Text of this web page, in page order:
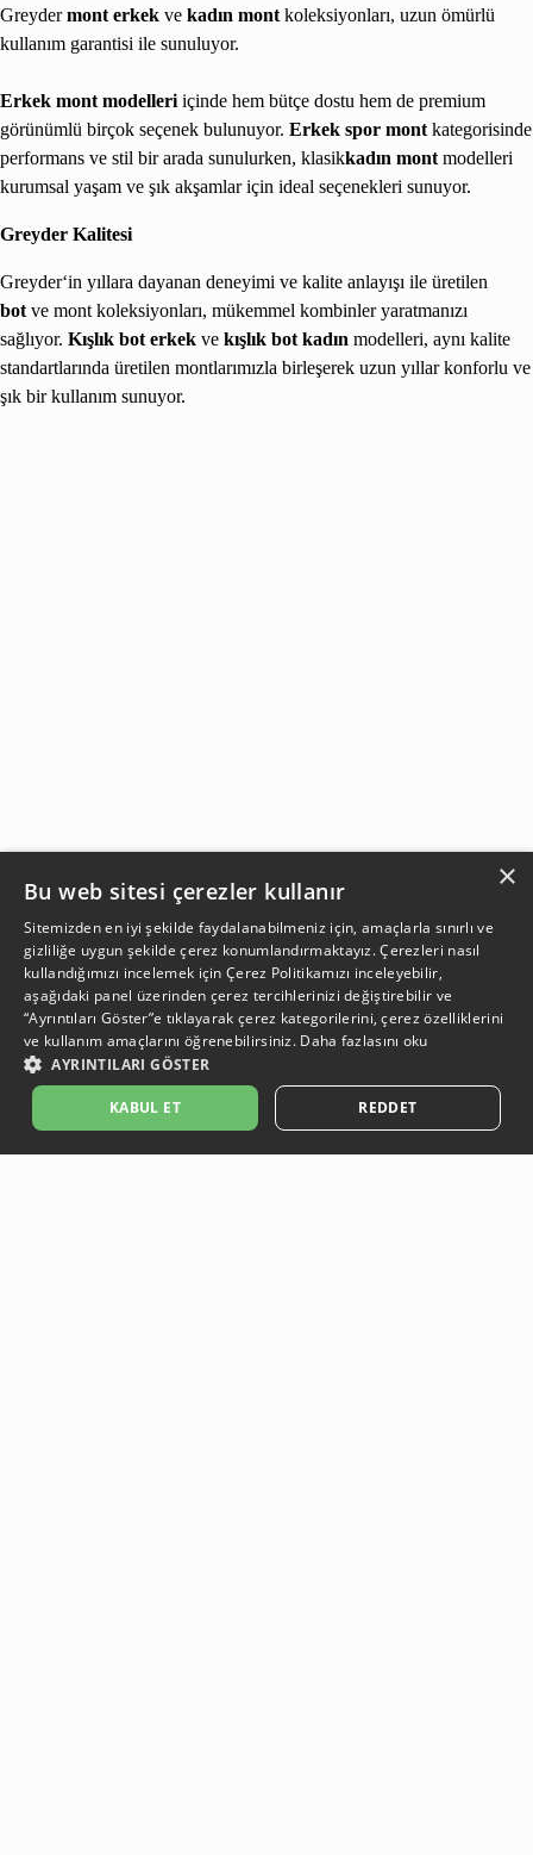
Greydermont erkek ve kadın mont koleksiyonları, uzun ömürlü
kullanım garantisi ile sunuluyor.
Erkek mont modelleri içinde hem bütçe dostu hem de premium
görünümlü birçok seçenek bulunuyor. Erkek spor mont kategorisinde
performans ve stil bir arada sunulurken, klasikkadın mont modelleri
kurumsal yaşam ve şık akşamlar için ideal seçenekleri sunuyor.
Greyder Kalitesi
Greyder‘in yıllara dayanan deneyimi ve kalite anlayışı ile üretilen
bot ve mont koleksiyonları, mükemmel kombinler yaratmanızı
sağlıyor. Kışlık bot erkek ve kışlık bot kadın modelleri, aynı kalite
standartlarında üretilen montlarımızla birleşerek uzun yıllar konforlu ve
şık bir kullanım sunuyor.
×
Bu web sitesi çerezler kullanır
Sitemizden en iyi şekilde faydalanabilmeniz için, amaçlarla sınırlı ve
gizliliğe uygun şekilde çerez konumlandırmaktayız. Çerezleri nasıl
kullandığımızı incelemek içinÇerez Politikamızı inceleyebilir,
aşağıdaki panel üzerinden çerez tercihlerinizi değiştirebilir ve
“Ayrıntıları Göster”e tıklayarak çerez kategorilerini, çerez özelliklerini
ve kullanım amaçlarını öğrenebilirsiniz. Daha fazlasını oku
AYRINTILARI GÖSTER
KABUL ET REDDET